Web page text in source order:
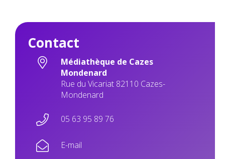
Contact
Médiathèque de Cazes
Mondenard
Rue du Vicariat 82110 Cazes-
Mondenard
05 63 95 89 76
E-mail